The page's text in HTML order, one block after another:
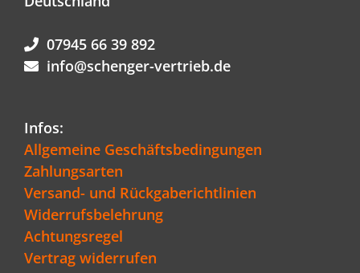
07945 66 39 892
info@schenger-vertrieb.de
Infos:
Allgemeine Geschäftsbedingungen
Zahlungsarten
Versand- und Rückgaberichtlinien
Widerrufsbelehrung
Achtungsregel
Vertrag widerrufen